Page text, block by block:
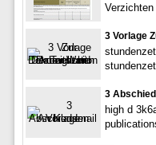
3 Vorlage
3
high d